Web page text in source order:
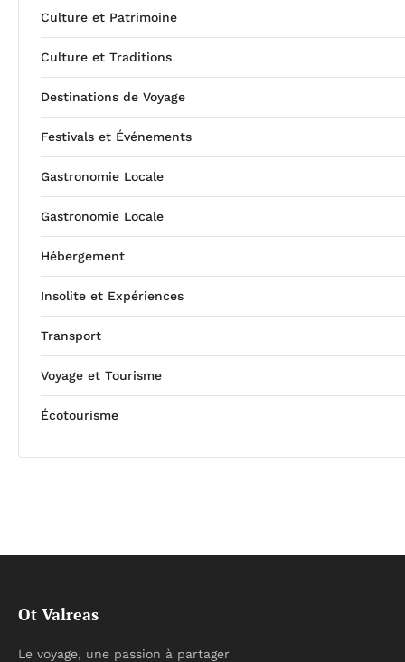
Culture et Patrimoine
Culture et Traditions
Destinations de Voyage
Festivals et Événements
Gastronomie Locale
Gastronomie Locale
Hébergement
Insolite et Expériences
Transport
Voyage et Tourisme
Écotourisme
Ot Valreas
Le voyage, une passion à partager